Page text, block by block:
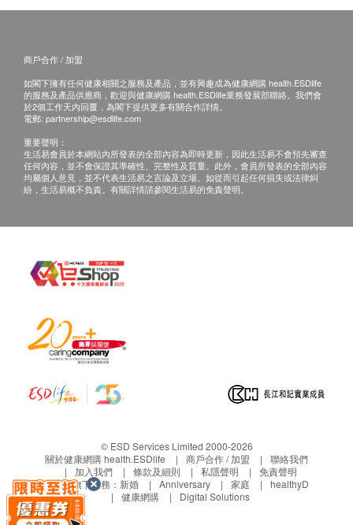
游離甲狀腺素
酸鹼值
尿糖
血尿
尿酮 (定性)
尿亞硝酸鹽
尿膽素
濁度
比重
大便
大便隱血
冠心病率檢查
總/高密度膽固醇
葉酸
運費客人到付自理
如果客戶已完成電話或面解服務,若再要求講解,需
另外收取$300解析報告費。
客戶若體檢後3個月內不提取報告，所有報告一律
所有身體檢查並非作為醫務診斷或治療用途，如需
如個別人士有特別醫療需求，香港婦檢會保留按情
況徵收額外費用的權利。
柏氏抹片檢查適合有性經驗女士使用
除外)
心 保留最後決定權。
所有包含性病檢測的健康檢查計畫注意事項：
一般性病空窗期約1個月，愛滋病空窗期可長達3個
商戶合作 / 加盟
如閣下擁有任何健康相關之服務及產品，並有興趣成為健康網購 health.ESDlife
的服務及產品供應商，歡迎與健康網購 health.ESDlife業務發展部聯絡。我們會
於2個工作天內回覆，為閣下提供更多有關合作詳情。
電郵: partnership@esdlife.com
重要聲明：
生活易會員於本網站內所發表的全部內容為即時更新，因此生活易不會預先審查
任何內容，並不會保證其準確性、完整性及質量。此外，會員所發表的全部內容
均屬個人意見，並不代表生活易之言論及立場。如從而引起任何損失或法律糾
紛，生活易概不負責。有關詳情請參閱生活易的免責聲明。
© ESD Services Limited 2000-2026
關於健康網購 health.ESDlife
商戶合作 / 加盟
聯絡我們
加入我們
條款及細則 私隱聲明
免責聲明
生活易旗下業務： 新婚 Anniversary 家庭
healthyD
健康網購
Digital Solutions